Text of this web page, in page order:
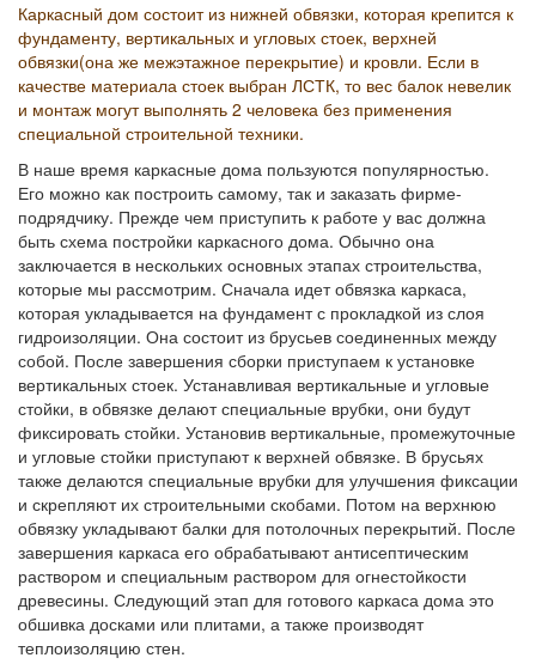
Каркасный дом состоит из нижней обвязки, которая крепится к
фундаменту, вертикальных и угловых стоек, верхней
обвязки(она же межэтажное перекрытие) и кровли. Если в
качестве материала стоек выбран ЛСТК, то вес балок невелик
и монтаж могут выполнять 2 человека без применения
специальной строительной техники.
В наше время каркасные дома пользуются популярностью.
Его можно как построить самому, так и заказать фирме-
подрядчику. Прежде чем приступить к работе у вас должна
быть схема постройки каркасного дома. Обычно она
заключается в нескольких основных этапах строительства,
которые мы рассмотрим. Сначала идет обвязка каркаса,
которая укладывается на фундамент с прокладкой из слоя
гидроизоляции. Она состоит из брусьев соединенных между
собой. После завершения сборки приступаем к установке
вертикальных стоек. Устанавливая вертикальные и угловые
стойки, в обвязке делают специальные врубки, они будут
фиксировать стойки. Установив вертикальные, промежуточные
и угловые стойки приступают к верхней обвязке. В брусьях
также делаются специальные врубки для улучшения фиксации
и скрепляют их строительными скобами. Потом на верхнюю
обвязку укладывают балки для потолочных перекрытий. После
завершения каркаса его обрабатывают антисептическим
раствором и специальным раствором для огнестойкости
древесины. Следующий этап для готового каркаса дома это
обшивка досками или плитами, а также производят
теплоизоляцию стен.